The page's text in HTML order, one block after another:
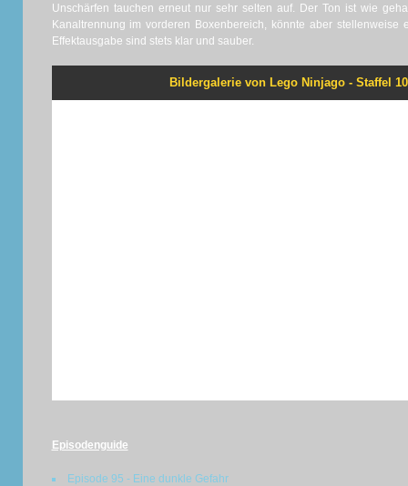
Unschärfen tauchen erneut nur sehr selten auf. Der Ton ist wie
Kanaltrennung im vorderen Boxenbereich, könnte aber stellenweise
Effektausgabe sind stets klar und sauber.
Bildergalerie von Lego Ninjago - Staffel
Episodenguide
Episode 95 - Eine dunkle Gefahr